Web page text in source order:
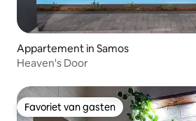
Appartement in Samos
Heaven's Door
Favoriet van gasten
Favoriet van gasten